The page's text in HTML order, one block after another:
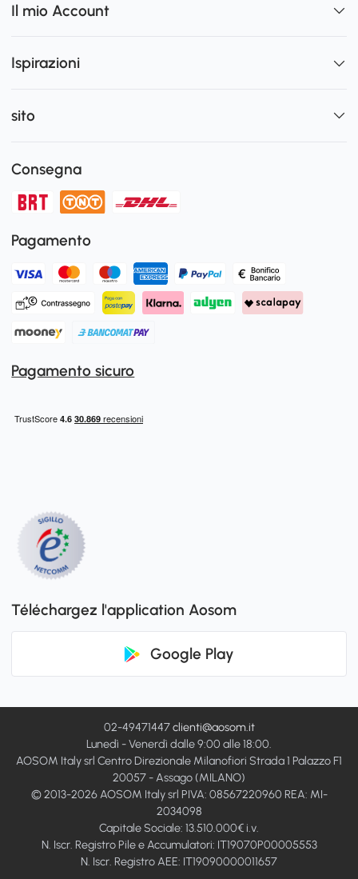
Il mio Account
Ispirazioni
sito
Consegna
Pagamento
Pagamento sicuro
Téléchargez l'application Aosom
Google Play
02-49471447clienti@aosom.it
Lunedì - Venerdì dalle 9:00 alle 18:00.
AOSOM Italy srl Centro Direzionale Milanofiori Strada 1 Palazzo F1
20057 - Assago (MILANO)
© 2013-2026 AOSOM Italy srl PIVA: 08567220960 REA: MI-
2034098
Capitale Sociale: 13.510.000€ i.v.
N. Iscr. Registro Pile e Accumulatori: IT19070P00005553
N. Iscr. Registro AEE: IT19090000011657